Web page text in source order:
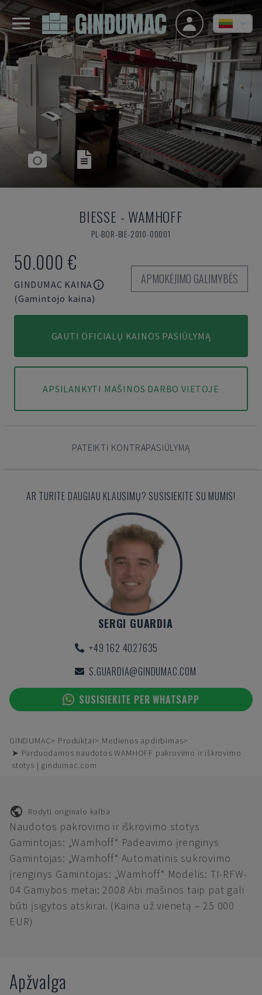
BIESSE - WAMHOFF
PL-BOR-BIE-2010-00001
50.000 €
GINDUMAC KAINA
(Gamintojo kaina)
APMOKĖJIMO GALIMYBĖS
GAUTI OFICIALŲ KAINOS PASIŪLYMĄ
APSILANKYTI MAŠINOS DARBO VIETOJE
PATEIKTI KONTRAPASIŪLYMĄ
AR TURITE DAUGIAU KLAUSIMŲ? SUSISIEKITE SU MUMIS!
SERGI GUARDIA
+49 162 4027635
S.GUARDIA@GINDUMAC.COM
SUSISIEKITE PER WHATSAPP
GINDUMAC Produktai
Medienos apdirbimas
➤ Parduodamos naudotos WAMHOFF pakrovimo ir iškrovimo
stotys | gindumac.com
Rodyti originalo kalba
Naudotos pakrovimo ir iškrovimo stotys
Gamintojas: „Wamhoff“ Padeavimo įrenginys
Gamintojas: „Wamhoff“ Automatinis sukrovimo
įrenginys Gamintojas: „Wamhoff“ Modelis: TI-RFW-
04 Gamybos metai: 2008 Abi mašinos taip pat gali
būti įsigytos atskirai. (Kaina už vienetą – 25 000
EUR)
Apžvalga